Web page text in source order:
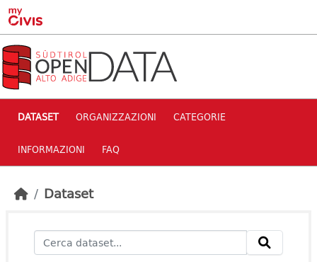
Skip to main content
DATASET ORGANIZZAZIONI CATEGORIE
INFORMAZIONI FAQ
Dataset